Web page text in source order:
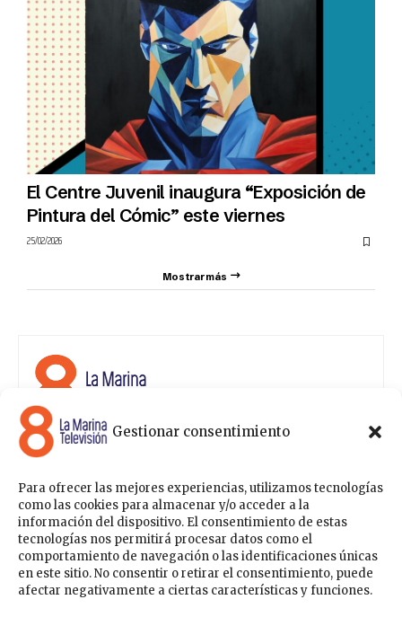
Gestionar consentimiento
Para ofrecer las mejores experiencias, utilizamos tecnologías
como las cookies para almacenar y/o acceder a la
información del dispositivo. El consentimiento de estas
tecnologías nos permitirá procesar datos como el
comportamiento de navegación o las identificaciones únicas
en este sitio. No consentir o retirar el consentimiento, puede
afectar negativamente a ciertas características y funciones.
El Centre Juvenil inaugura “Exposición de
Pintura del Cómic” este viernes
25/02/2026
Mostrar más
8 La Marina Televisión cuenta con una amplia gama de
programas para satisfacer las necesidades y gustos de
programas de ámbito político , de noticias, deportes,
fiestas y eventos… para estar a la última de todo lo que
acontece en nuestra comarca.
Sobre nosotros
Contáctanos Publicítate con nosotros
Política de Privacidad